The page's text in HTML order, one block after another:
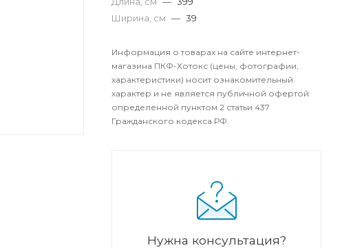
Ширина, см — 39
Информация о товарах на сайте интернет-
магазина ПКФ-Хотокс (цены, фотографии,
характеристики) носит ознакомительный
характер и не является публичной офертой
определенной пунктом 2 статьи 437
Гражданского кодекса РФ.
Нужна консультация?